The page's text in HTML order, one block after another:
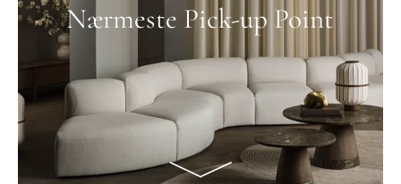
Nærmeste Pick-up Point